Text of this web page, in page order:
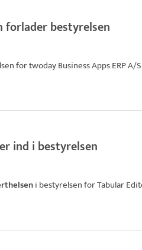
forlader bestyrelsen
fortwoday Business Apps ERP A/S
ind i bestyrelsen
i bestyrelsen forTabular